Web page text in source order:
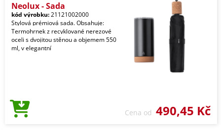
Neolux - Sada
kód výrobku:21121002000
Stylová prémiová sada. Obsahuje:
Termohrnek z recyklované nerezové
oceli s dvojitou stěnou a objemem 550
ml, v elegantní
Cena od 490,45 Kč